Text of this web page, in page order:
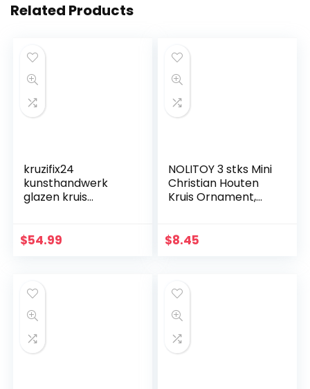
Related Products
kruzifix24
kunsthandwerk
glazen kruis
aquamarijn goud
$54.99
NOLITOY 3 stks Mini
Christian Houten
Kruis Ornament,
Wanddecoratie
$8.45